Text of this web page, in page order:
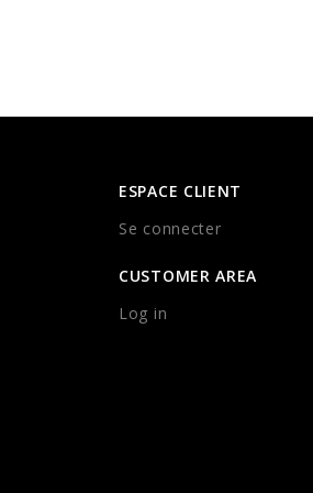
ESPACE CLIENT
Se connecter
CUSTOMER AREA
Log in